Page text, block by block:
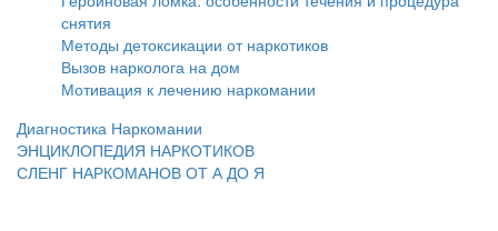
снятия
Методы детоксикации от наркотиков
Вызов нарколога на дом
Мотивация к лечению наркомании
Диагностика Наркомании
ЭНЦИКЛОПЕДИЯ НАРКОТИКОВ
СЛЕНГ НАРКОМАНОВ ОТ А ДО Я